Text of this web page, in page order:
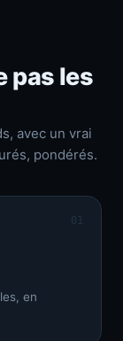
pas les
avec un vrai
pondérés.
01
en